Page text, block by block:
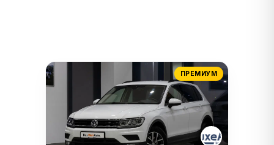
ПРЕМИУМ